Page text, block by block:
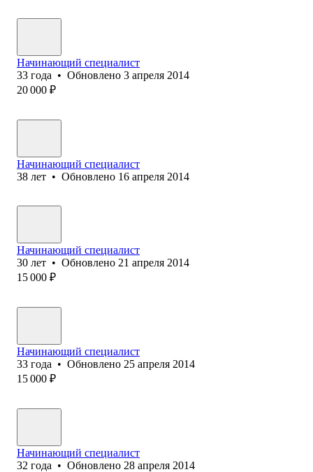
Начинающий специалист
33 года • Обновлено 3 апреля 2014
20 000 ₽
Начинающий специалист
38 лет • Обновлено 16 апреля 2014
Начинающий специалист
30 лет • Обновлено 21 апреля 2014
15 000 ₽
Начинающий специалист
33 года • Обновлено 25 апреля 2014
15 000 ₽
Начинающий специалист
32 года • Обновлено 28 апреля 2014